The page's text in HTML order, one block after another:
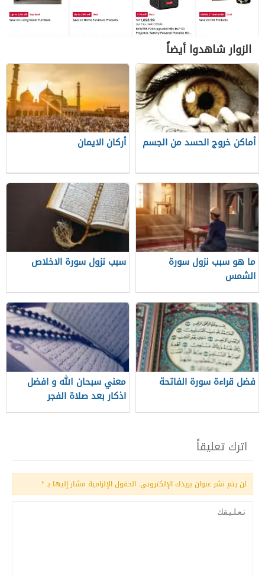
الزوار شاهدوا أيضاً
أماكن خروج الحسد من الجسم أركان الايمان
ما هو سبب نزول سورة
الشمس
سبب نزول سورة الاخلاص
فضل قراءة سورة الفاتحة
معني سبحان الله و افضل
اذكار بعد صلاة الفجر
اترك تعليقاً
لن يتم نشر عنوان بريدك الإلكتروني. الحقول الإلزامية مشار إليها بـ*